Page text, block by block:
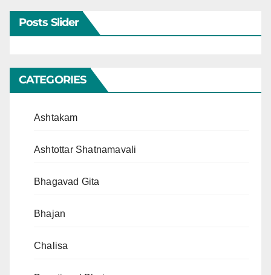
Posts Slider
CATEGORIES
Ashtakam
Ashtottar Shatnamavali
Bhagavad Gita
Bhajan
Chalisa